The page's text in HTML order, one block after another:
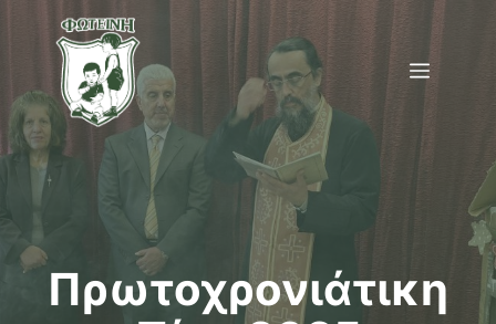
Μετάβαση
περιεχόμενο
Menu
Πρωτοχρονιάτικη